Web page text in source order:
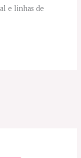
e linhas de